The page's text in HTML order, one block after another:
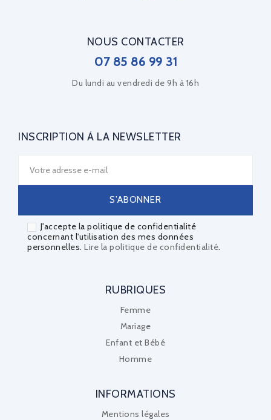
NOUS CONTACTER
07 85 86 99 31
Du lundi au vendredi de 9h à 16h
INSCRIPTION À LA NEWSLETTER
J'accepte la politique de confidentialité
concernant l'utilisation des mes données
personnelles. Lire la politique de confidentialité.
RUBRIQUES
Femme
Mariage
Enfant et Bébé
Homme
INFORMATIONS
Mentions légales